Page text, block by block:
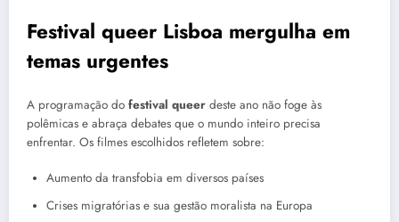
Festival queer Lisboa mergulha em
temas urgentes
A programação do festival queer deste ano não foge às
polêmicas e abraça debates que o mundo inteiro precisa
enfrentar. Os filmes escolhidos refletem sobre:
Aumento da transfobia em diversos países
Crises migratórias e sua gestão moralista na Europa